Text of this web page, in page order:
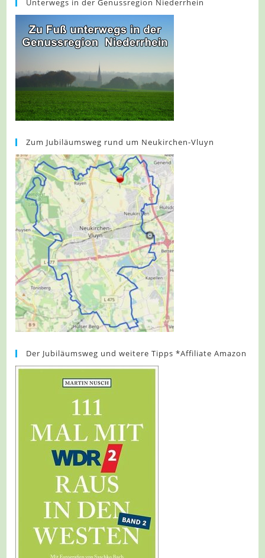
Unterwegs in der Genussregion Niederrhein
Zum Jubiläumsweg rund um Neukirchen-Vluyn
Der Jubiläumsweg und weitere Tipps *Affiliate Amazon